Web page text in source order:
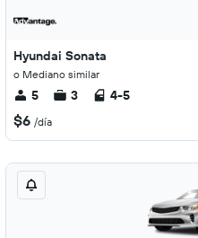
Hyundai Sonata
o Mediano similar
5 3 4-5
$6 /día